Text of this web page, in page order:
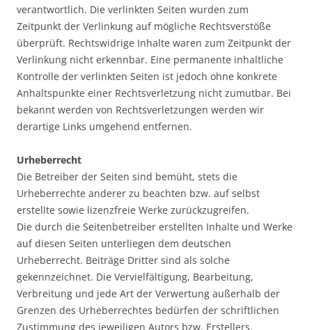
verantwortlich. Die verlinkten Seiten wurden zum
Zeitpunkt der Verlinkung auf mögliche Rechtsverstöße
überprüft. Rechtswidrige Inhalte waren zum Zeitpunkt der
Verlinkung nicht erkennbar. Eine permanente inhaltliche
Kontrolle der verlinkten Seiten ist jedoch ohne konkrete
Anhaltspunkte einer Rechtsverletzung nicht zumutbar. Bei
bekannt werden von Rechtsverletzungen werden wir
derartige Links umgehend entfernen.
Urheberrecht
Die Betreiber der Seiten sind bemüht, stets die
Urheberrechte anderer zu beachten bzw. auf selbst
erstellte sowie lizenzfreie Werke zurückzugreifen.
Die durch die Seitenbetreiber erstellten Inhalte und Werke
auf diesen Seiten unterliegen dem deutschen
Urheberrecht. Beiträge Dritter sind als solche
gekennzeichnet. Die Vervielfältigung, Bearbeitung,
Verbreitung und jede Art der Verwertung außerhalb der
Grenzen des Urheberrechtes bedürfen der schriftlichen
Zustimmung des jeweiligen Autors bzw. Erstellers.